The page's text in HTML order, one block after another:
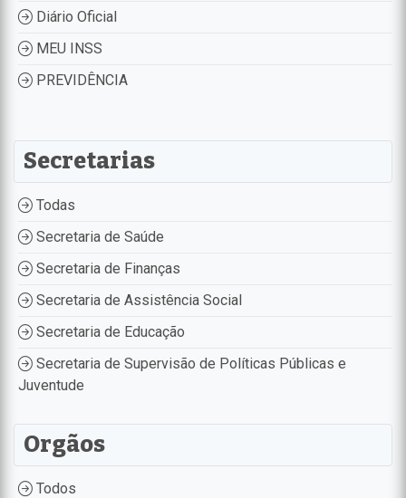
Diário Oficial
MEU INSS
PREVIDÊNCIA
Secretarias
Todas
Secretaria de Saúde
Secretaria de Finanças
Secretaria de Assistência Social
Secretaria de Educação
Secretaria de Supervisão de Políticas Públicas e
Juventude
Orgãos
Todos